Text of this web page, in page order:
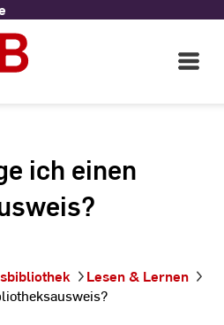
Open
Main
ich einen
Lesen & Lernen